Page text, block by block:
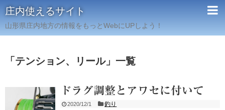
庄内使えるサイト
山形県庄内地方の情報をもっとWebにUPしよう！
「 テンション、リール」 一覧
ドラグ調整とアワセに付いて
2020/12/1 釣り